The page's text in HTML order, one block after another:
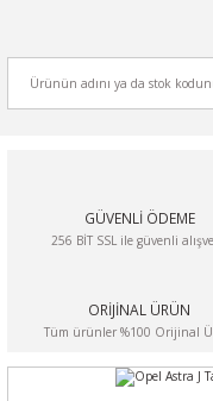
GÜVENLİ ÖDEME
256 BİT SSL ile güvenli
ORİJİNAL ÜRÜN
Tüm ürünler %100 Orijinal